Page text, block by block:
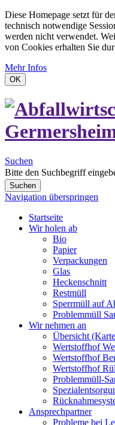
Diese Homepage setzt für
technisch notwendige
werden nicht verwendet.
von Cookies erhalten Sie
Mehr Infos
OK
Suchen
Bitte den Suchbegriff
Suchen
Navigation überspringen
Startseite
Wir holen ab
Bio
Papier
Verpackungen
Glas
Heckenschnitt
Restmüll
Sperrmüll auf
Problemmüll
Wir nehmen an
Übersicht
Wertstoffhof
Wertstoffhof
Wertstoffhof
Problemmüll-
Ansprechpartner
Probleme bei